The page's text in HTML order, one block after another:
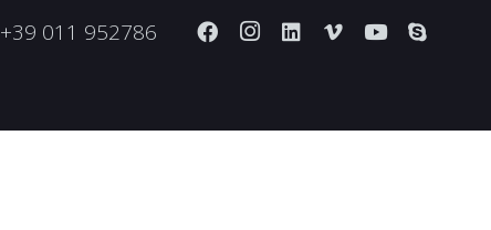
+39 011 952786